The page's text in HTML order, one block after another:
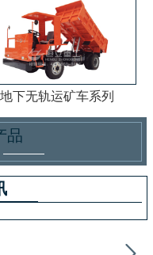
地下无轨运矿车系列
品